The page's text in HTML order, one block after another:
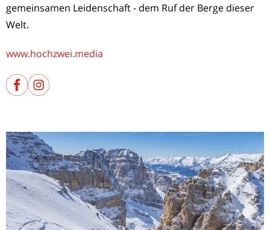
gemeinsamen Leidenschaft - dem Ruf der Berge dieser
Welt.
www.hochzwei.media